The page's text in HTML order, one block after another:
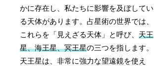
かに存在し、私たちに影響を及ぼしてい
る天体があります。占星術の世界では、
これらを「見えざる天体」と呼び、天王
星、海王星、冥王星の三つを指します。
天王星は、非常に強力な望遠鏡を使え